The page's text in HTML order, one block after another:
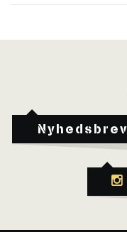
Nyhedsbrev